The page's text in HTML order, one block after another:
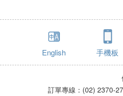
English 手機板
訂單專線：(02)